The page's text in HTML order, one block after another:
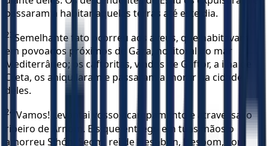
passaram a habitar aquelas terras até este dia.
23 Semelhante fato ocorreu aos aveus, que habitavam
em povoados próximos de Gaza, no litoral do mar
Mediterrâneo; os caftoritas, vindos de Gaftor, a ilha de
Creta, os aniquilaram e passaram a morar na cidade
deles.
24 ‘Vamos! Levantai vosso acampamento e atravessai o
ribeiro de Arnom. Eis que entrego em tuas mãos o
amorreu Sihón, Seom, rei de Heshbón, Hesbom, com